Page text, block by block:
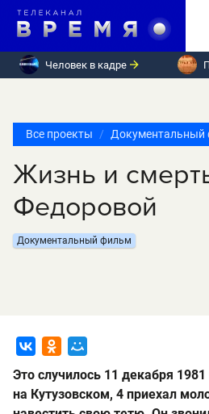
Человек в кадре
Все проекты Документальный
Жизнь и
Федоровой
Документальный фильм
Это случилось 11 декабря
на Кутузовском, 4 приехал